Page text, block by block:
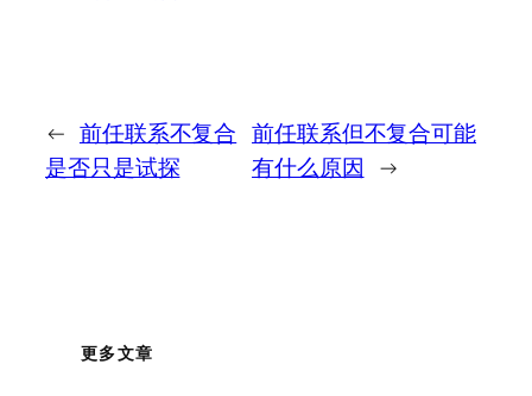
← 前任联系不复合
是否只是试探
前任联系但不复合可能
有什么原因 →
更多文章